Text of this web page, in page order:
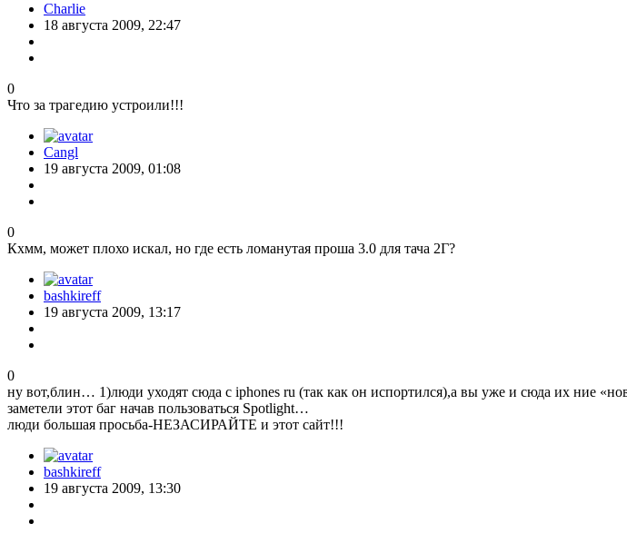
Charlie
18 августа 2009, 22:47
0
Что за трагедию устроили!!!
Cangl
19 августа 2009, 01:08
0
Кхмм, может плохо искал, но где есть ломанутая проша 3.0 для тача 2Г?
bashkireff
19 августа 2009, 13:17
0
ну вот,блин… 1)люди уходят сюда с iphones ru (так как он испортился),а вы уже и сюда их ние
заметели этот баг начав пользоваться Spotlight…
люди большая просьба-НЕЗАСИРАЙТЕ и этот сайт!!!
bashkireff
19 августа 2009, 13:30